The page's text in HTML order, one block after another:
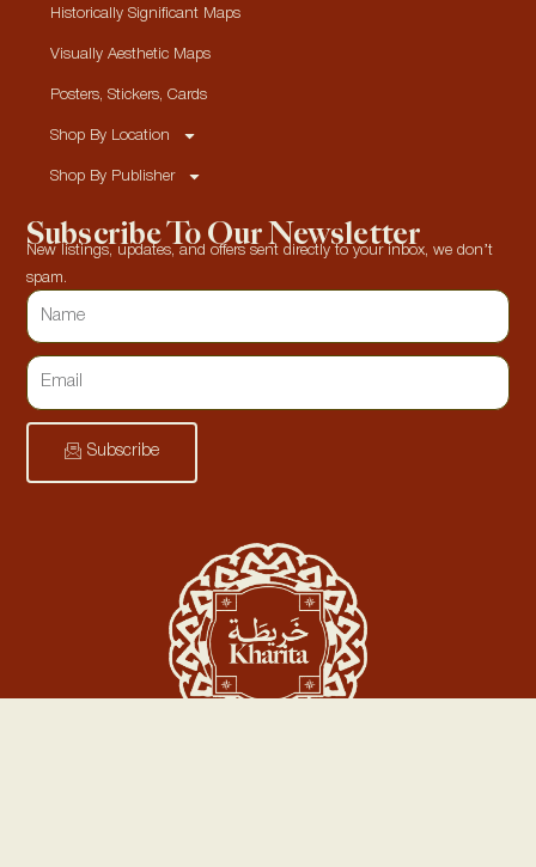
Historically Significant Maps
Visually Aesthetic Maps
Posters, Stickers, Cards
Shop By Location
Shop By Publisher
Subscribe To Our Newsletter
New listings, updates, and offers sent directly to your inbox, we don’t
spam.
Subscribe